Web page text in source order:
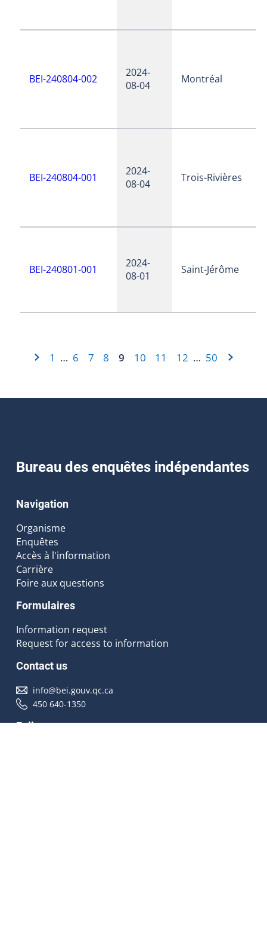
BEI-240804-002
2024-
08-04
Montréal
BEI-240804-001
2024-
08-04
Trois-Rivières
BEI-240801-001
2024-
08-01
Saint-Jérôme
1 … 6 7 8 9 10 11 12 … 50
Bureau des enquêtes indépendantes
Navigation
Organisme
Enquêtes
Accès à l'information
Carrière
Foire aux questions
Formulaires
Information request
Request for access to information
Contact us
info@bei.gouv.qc.ca
450 640-1350
Follow us